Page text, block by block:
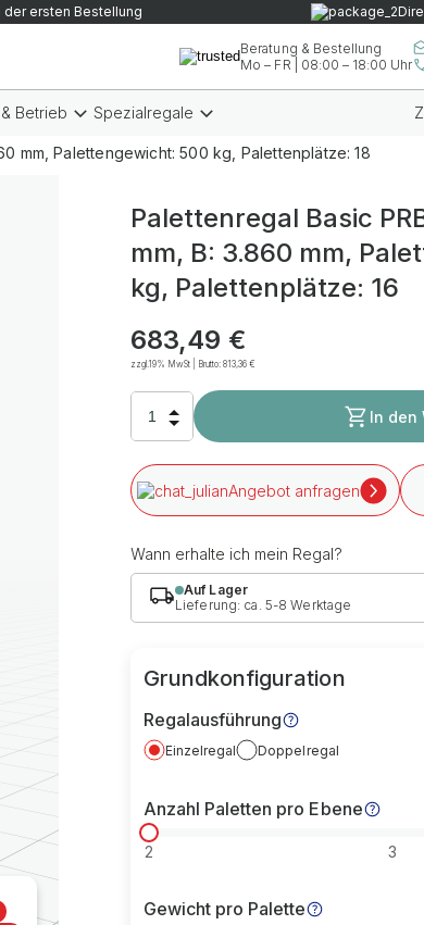
der ersten Bestellung
Beratung & Bestellung
Mo – FR | 08:00 – 18:00 Uhr
Betrieb Spezialregale
mm, Palettengewicht: 500 kg, Palettenplätze: 18
Palettenregal Basic
mm, B: 3.860 mm,
kg, Palettenplätze: 16
683,49 €
zzgl.19% MwSt | Brutto:813,36 €
In den
Angebot anfragen
Wann erhalte ich mein Regal?
Auf Lager
Lieferung: ca. 5-8 Werktage
Grundkonfiguration
Regalausführung
Einzelregal Doppelregal
Anzahl Paletten pro Ebene
2 3
Gewicht pro Palette